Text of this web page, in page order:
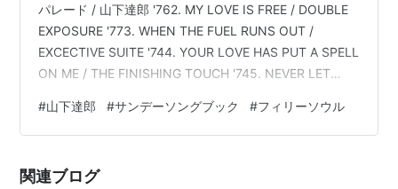
パレード / 山下達郎 '762. MY LOVE IS FREE / DOUBLE
EXPOSURE '773. WHEN THE FUEL RUNS OUT /
EXCECTIVE SUITE '744. YOUR LOVE HAS PUT A SPELL
ON ME / THE FINISHING TOUCH '745. NEVER LET
ONLY TO YOU / TEDDY PENDERGRASS '827. NEWSY
NEIGHBORS …
#山下達郎 #サンデーソングブック #フィリーソウル
関連ブログ